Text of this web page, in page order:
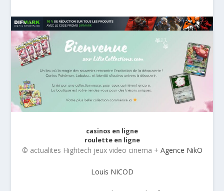
casinos en ligne
roulette en ligne
© actualites Hightech jeux video cinema + Agence NikO
Louis NICOD